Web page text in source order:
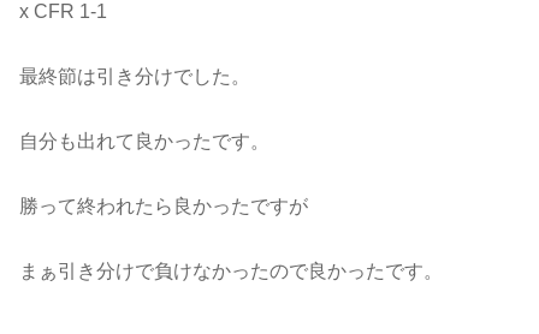
x CFR 1-1
最終節は引き分けでした。
自分も出れて良かったです。
勝って終われたら良かったですが
まぁ引き分けで負けなかったので良かったです。